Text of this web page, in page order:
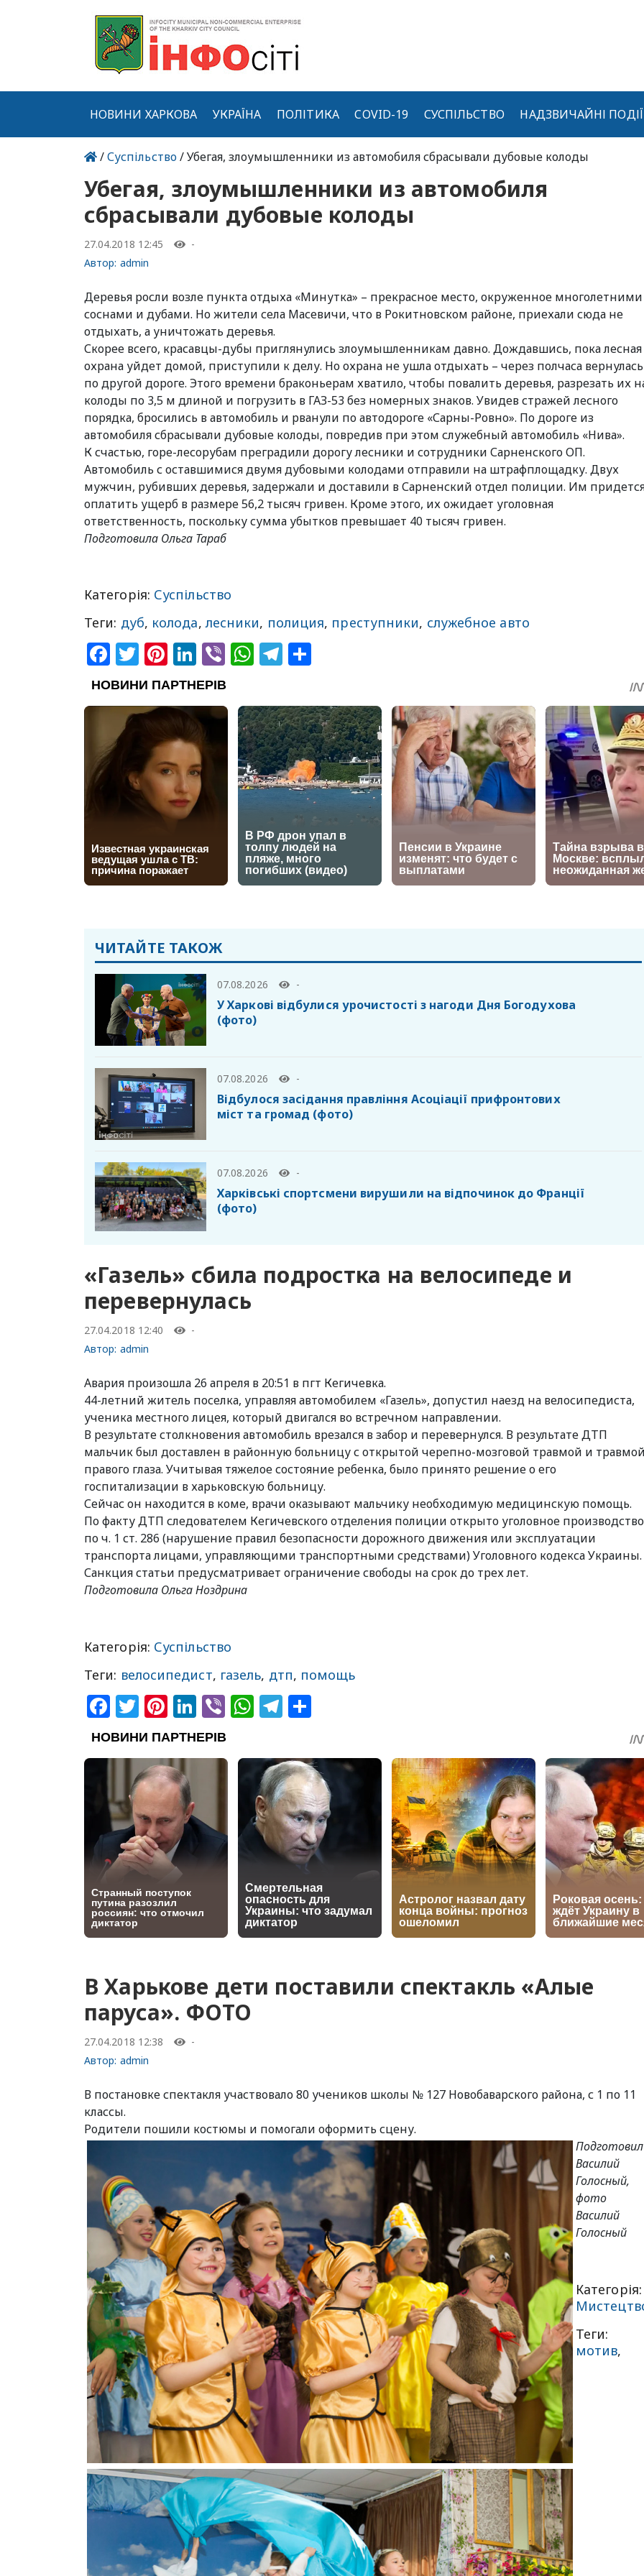
НОВИНИ ХАРКОВА УКРАЇНА ПОЛІТИКА COVID-19 СУСПІЛЬСТВО НАДЗВИЧАЙНІ ПОДІЇ
/Суспільство/ Убегая, злоумышленники из автомобиля сбрасывали дубовые колоды
Убегая, злоумышленники из автомобиля
сбрасывали дубовые колоды
27.04.2018 12:45
-
Автор: admin
Деревья росли возле пункта отдыха «Минутка» – прекрасное место, окруженное многолетними
соснами и дубами. Но жители села Масевичи, что в Рокитновском районе, приехали сюда не
отдыхать, а уничтожать деревья.
Скорее всего, красавцы-дубы приглянулись злоумышленникам давно. Дождавшись, пока лесная
охрана уйдет домой, приступили к делу. Но охрана не ушла отдыхать – через полчаса вернулась
по другой дороге. Этого времени браконьерам хватило, чтобы повалить деревья, разрезать их
колоды по 3,5 м длиной и погрузить в ГАЗ-53 без номерных знаков. Увидев стражей лесного
порядка, бросились в автомобиль и рванули по автодороге «Сарны-Ровно». По дороге из
автомобиля сбрасывали дубовые колоды, повредив при этом служебный автомобиль «Нива».
К счастью, горе-лесорубам преградили дорогу лесники и сотрудники Сарненского ОП.
Автомобиль с оставшимися двумя дубовыми колодами отправили на штрафплощадку. Двух
мужчин, рубивших деревья, задержали и доставили в Сарненский отдел полиции. Им
оплатить ущерб в размере 56,2 тысяч гривен. Кроме этого, их ожидает уголовная
ответственность, поскольку сумма убытков превышает 40 тысяч гривен.
Подготовила Ольга Тараб
Категорія: Суспільство
Теги: дуб, колода,лесники, полиция, преступники, служебное авто
Facebook
Twitter
Pinterest
LinkedIn
ViberWhatsApp
Telegram
ЧИТАЙТЕ ТАКОЖ
07.08.2026 -
У Харкові відбулися урочистості з нагоди Дня Богодухова
(фото)
07.08.2026 -
Відбулося засідання правління Асоціації прифронтових
міст та громад (фото)
07.08.2026 -
Харківські спортсмени вирушили на відпочинок до Франції
(фото)
«Газель» сбила подростка на велосипеде и
перевернулась
27.04.2018 12:40
-
Автор: admin
Авария произошла 26 апреля в 20:51 в пгт Кегичевка.
44-летний житель поселка, управляя автомобилем «Газель», допустил наезд на велосипедиста,
ученика местного лицея, который двигался во встречном направлении.
В результате столкновения автомобиль врезался в забор и перевернулся. В результате ДТП
мальчик был доставлен в районную больницу с открытой черепно-мозговой травмой и
правого глаза. Учитывая тяжелое состояние ребенка, было принято решение о его
госпитализации в харьковскую больницу.
Сейчас он находится в коме, врачи оказывают мальчику необходимую медицинскую помощь.
По факту ДТП следователем Кегичевского отделения полиции открыто уголовное производство
по ч. 1 ст. 286 (нарушение правил безопасности дорожного движения или эксплуатации
транспорта лицами, управляющими транспортными средствами) Уголовного кодекса Украины.
Санкция статьи предусматривает ограничение свободы на срок до трех лет.
Подготовила Ольга Ноздрина
Категорія: Суспільство
Теги: велосипедист, газель, дтп, помощь
Facebook
Twitter
Pinterest
LinkedIn
ViberWhatsApp
Telegram
В Харькове дети поставили спектакль «Алые
паруса». ФОТО
27.04.2018 12:38
-
Автор: admin
В постановке спектакля участвовало 80 учеников школы № 127 Новобаварского района, с 1 по 11
классы.
Родители пошили костюмы и помогали оформить сцену.
Подготовил
Василий
Голосный,
фото
Василий
Голосный
Категорія:
Теги:
мотив,